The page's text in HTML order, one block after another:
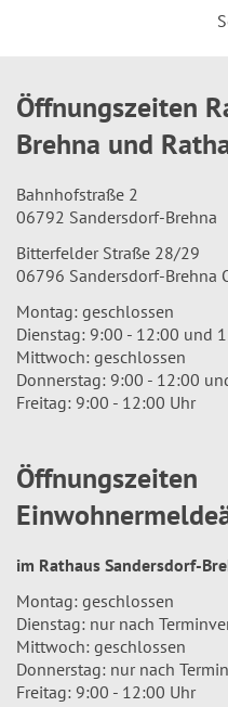
Öffnungszeiten
Brehna und
Bahnhofstraße 2
06792 Sandersdorf-Brehna
Bitterfelder Straße 28/29
06796 Sandersdorf-Brehna
Montag: geschlossen
Dienstag: 9:00 - 12:00 und
Mittwoch: geschlossen
Donnerstag: 9:00 - 12:00
Freitag: 9:00 - 12:00 Uhr
Öffnungszeiten
im Rathaus Sandersdorf-
Montag: geschlossen
Dienstag: nur nach
Mittwoch: geschlossen
Donnerstag: nur nach
Freitag: 9:00 - 12:00 Uhr